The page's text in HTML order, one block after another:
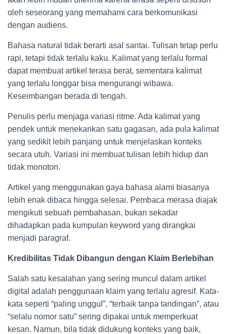
oleh seseorang yang memahami cara berkomunikasi
dengan audiens.
Bahasa natural tidak berarti asal santai. Tulisan tetap perlu
rapi, tetapi tidak terlalu kaku. Kalimat yang terlalu formal
dapat membuat artikel terasa berat, sementara kalimat
yang terlalu longgar bisa mengurangi wibawa.
Keseimbangan berada di tengah.
Penulis perlu menjaga variasi ritme. Ada kalimat yang
pendek untuk menekankan satu gagasan, ada pula kalimat
yang sedikit lebih panjang untuk menjelaskan konteks
secara utuh. Variasi ini membuat tulisan lebih hidup dan
tidak monoton.
Artikel yang menggunakan gaya bahasa alami biasanya
lebih enak dibaca hingga selesai. Pembaca merasa diajak
mengikuti sebuah pembahasan, bukan sekadar
dihadapkan pada kumpulan keyword yang dirangkai
menjadi paragraf.
Kredibilitas Tidak Dibangun dengan Klaim Berlebihan
Salah satu kesalahan yang sering muncul dalam artikel
digital adalah penggunaan klaim yang terlalu agresif. Kata-
kata seperti “paling unggul”, “terbaik tanpa tandingan”, atau
“selalu nomor satu” sering dipakai untuk memperkuat
kesan. Namun, bila tidak didukung konteks yang baik,